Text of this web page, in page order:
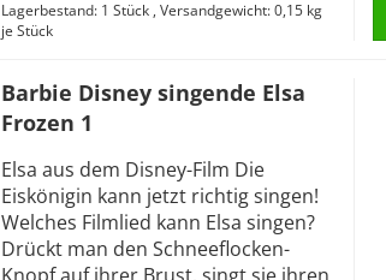
Lagerbestand: 1 Stück , Versandgewicht:0,15 kg
je Stück
Barbie Disney singende Elsa
Frozen 1
Elsa aus dem Disney-Film Die
Eiskönigin kann jetzt richtig singen!
Welches Filmlied kann Elsa singen?
Drückt man den Schneeflocken-